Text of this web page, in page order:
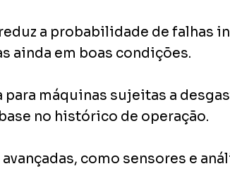
reduz a probabilidade de falhas
ainda em boas condições.
para máquinas sujeitas a
no histórico de operação.
como sensores e